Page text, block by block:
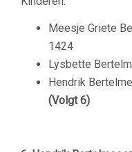
Meesje Griete
1424
Lysbette
Hendrik
(Volgt 6)